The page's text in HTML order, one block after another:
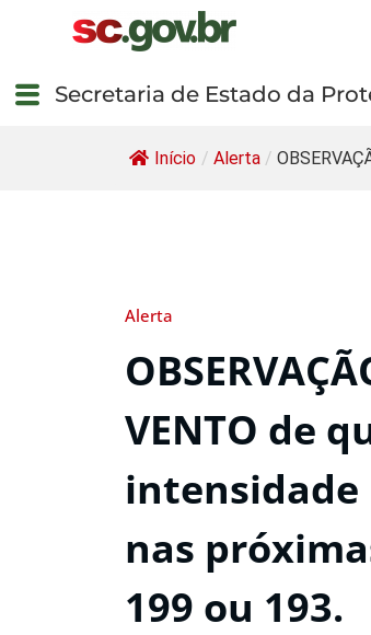
Secretaria de Estado da
Início / Alerta /
Alerta
VENTO de
intensidade
nas
199 ou 193.